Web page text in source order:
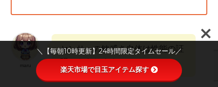
maru
センサーの敏感さ自体は性能の証
＼【毎朝10時更新】24時間限定タイムセール／
楽天市場で目玉アイテム探す